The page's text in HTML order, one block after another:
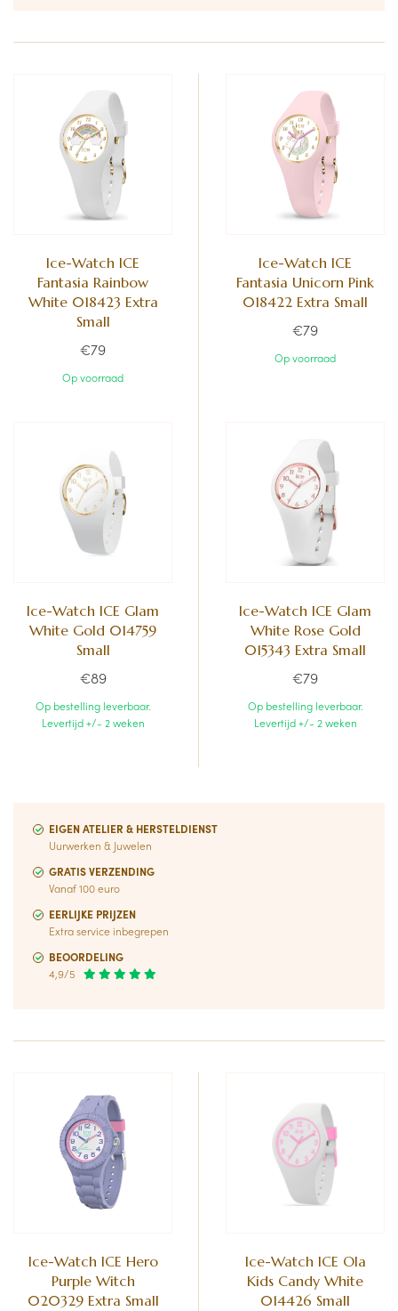
Ice-Watch ICE
Fantasia Rainbow
White 018423 Extra
Small
€79
Op voorraad
Ice-Watch ICE
Fantasia Unicorn Pink
018422 Extra Small
€79
Op voorraad
Ice-Watch ICE Glam
White Gold 014759
Small
€89
Op bestelling leverbaar.
Levertijd +/- 2 weken
Ice-Watch ICE Glam
White Rose Gold
015343 Extra Small
€79
Op bestelling leverbaar.
Levertijd +/- 2 weken
EIGEN ATELIER & HERSTELDIENST
Uurwerken & Juwelen
GRATIS VERZENDING
Vanaf 100 euro
EERLIJKE PRIJZEN
Extra service inbegrepen
BEOORDELING
4,9/5
Ice-Watch ICE Hero
Purple Witch
020329 Extra Small
Ice-Watch ICE Ola
Kids Candy White
014426 Small